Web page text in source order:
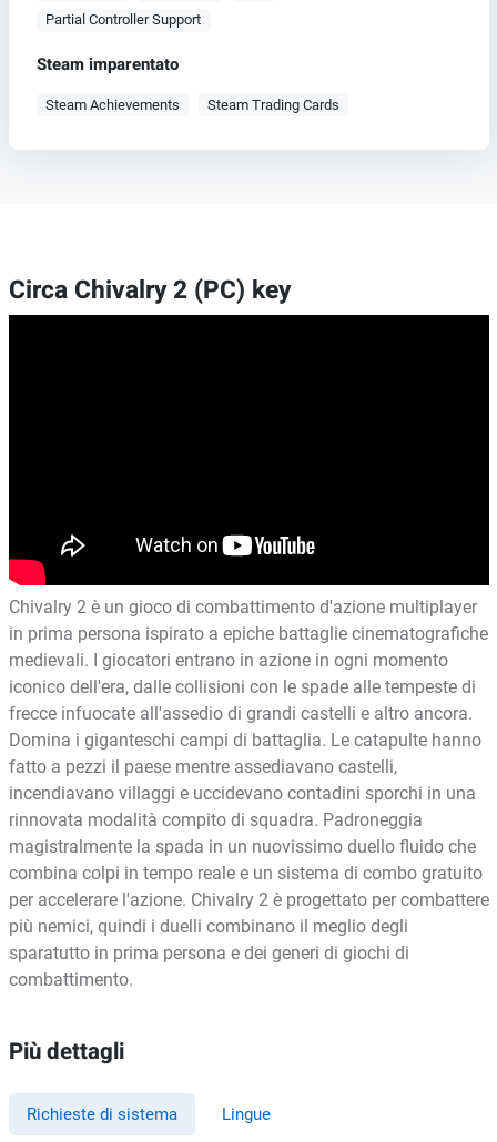
Partial Controller Support
Steam imparentato
Steam Achievements Steam Trading Cards
Circa Chivalry 2 (PC) key
Chivalry 2 è un gioco di combattimento d'azione multiplayer
in prima persona ispirato a epiche battaglie cinematografiche
medievali. I giocatori entrano in azione in ogni momento
iconico dell'era, dalle collisioni con le spade alle tempeste di
frecce infuocate all'assedio di grandi castelli e altro ancora.
Domina i giganteschi campi di battaglia. Le catapulte hanno
fatto a pezzi il paese mentre assediavano castelli,
incendiavano villaggi e uccidevano contadini sporchi in una
rinnovata modalità compito di squadra. Padroneggia
magistralmente la spada in un nuovissimo duello fluido che
combina colpi in tempo reale e un sistema di combo gratuito
per accelerare l'azione. Chivalry 2 è progettato per combattere
più nemici, quindi i duelli combinano il meglio degli
sparatutto in prima persona e dei generi di giochi di
combattimento.
Più dettagli
Richieste di sistema Lingue